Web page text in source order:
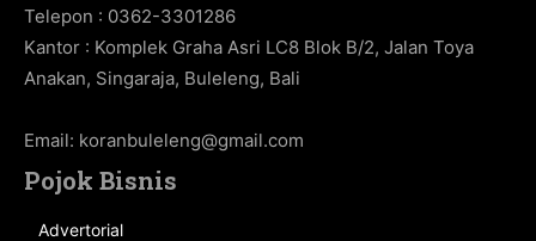
Telepon : 0362-3301286
Kantor : Komplek Graha Asri LC8 Blok B/2, Jalan Toya
Anakan, Singaraja, Buleleng, Bali
Email: koranbuleleng@gmail.com
Pojok Bisnis
Advertorial